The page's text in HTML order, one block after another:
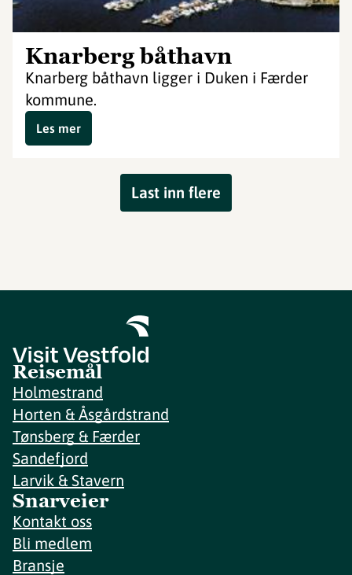
Knarberg båthavn
Knarberg båthavn ligger i Duken i Færder
kommune.
Les mer
Last inn flere
Reisemål
Holmestrand
Horten & Åsgårdstrand
Tønsberg & Færder
Sandefjord
Larvik & Stavern
Snarveier
Kontakt oss
Bli medlem
Bransje